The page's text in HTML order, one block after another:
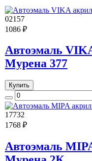
02157
1086 ₽
Автоэмаль
Мурена 377
Купить
17732
1768 ₽
Автоэмаль